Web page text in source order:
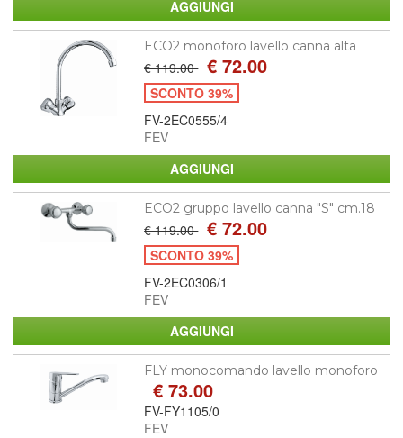
ECO2 monoforo lavello canna alta
€ 119.00 € 72.00
SCONTO 39%
FV-2EC0555/4
FEV
ECO2 gruppo lavello canna "S" cm.18
€ 119.00 € 72.00
SCONTO 39%
FV-2EC0306/1
FEV
FLY monocomando lavello monoforo
€ 73.00
FV-FY1105/0
FEV